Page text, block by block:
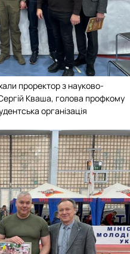
проректор з науково-
Кваша, голова профкому
організація